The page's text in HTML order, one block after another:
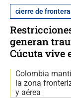
cierre de frontera
generan
Cúcuta vive
Colombia
la zona
y aérea